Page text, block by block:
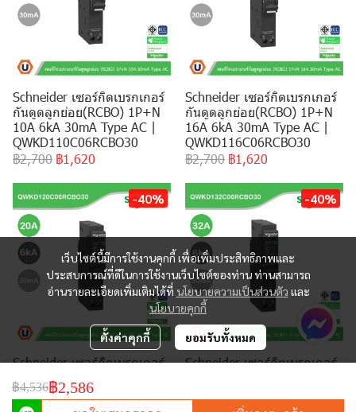
Schneider เซอร์กิตเบรกเกอร์
กันดูดลูกย่อย(RCBO) 1P+N
10A 6kA 30mA Type AC |
QWKD110C06RCBO30
฿2,700 ฿1,620
Schneider เซอร์กิตเบรกเกอร์
กันดูดลูกย่อย(RCBO) 1P+N
16A 6kA 30mA Type AC |
QWKD116C06RCBO30
฿2,700 ฿1,620
-40%
Schneider เซอร์กิตเบรกเกอร์
กันดูดลูกย่อย(RCBO) 1P+N
20A 6kA 30mA Type AC |
QWKD120C06RCBO30
-40%
Schneider เซอร์กิตเบรกเกอร์
QWKD132C06RCBO30
฿4,536฿2,586
เว็บไซต์นี้มีการใช้งานคุกกี้ เพื่อเพิ่มประสิทธิภาพและ
ประสบการณ์ที่ดีในการใช้งานเว็บไซต์ของท่าน ท่านสามารถ
อ่านรายละเอียดเพิ่มเติมได้ที่ นโยบายความเป็นส่วนตัว และ
นโยบายคุกกี้
ตั้งค่าคุกกี้ ยอมรับทั้งหมด